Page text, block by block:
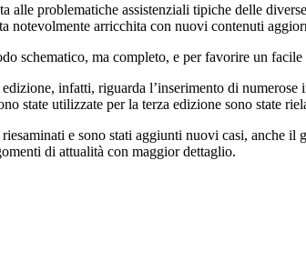
alle problematiche assistenziali tipiche delle
notevolmente arricchita con nuovi contenuti
schematico, ma completo, e per favorire un
infatti, riguarda l’inserimento di
state utilizzate per la terza edizione sono state
e sono stati aggiunti nuovi casi, anche
di attualità con maggior dettaglio.